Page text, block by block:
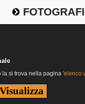
la si trova nella pagina 'elenco